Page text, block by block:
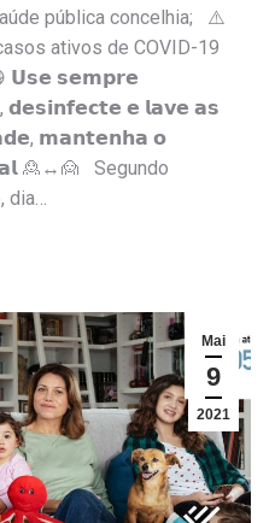
pública concelhia; ⚠️
ativos de COVID-19
𝗨𝘀𝗲 𝘀𝗲𝗺𝗽𝗿𝗲
𝗲 𝗹𝗮𝘃𝗲 𝗮𝘀
𝗺𝗮𝗻𝘁𝗲𝗻𝗵𝗮 𝗼
🙎↔️🙍 Segundo
Mai
9
2021